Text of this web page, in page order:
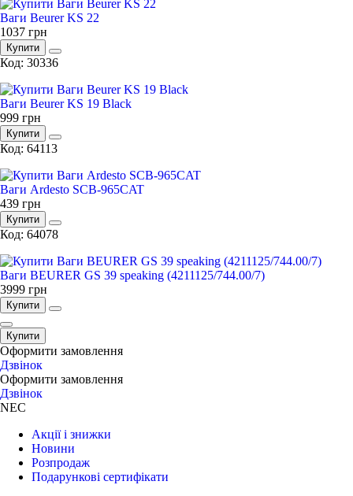
Ваги Beurer KS 22
1037 грн
Купити
Код: 30336
Ваги Beurer KS 19 Black
999 грн
Купити
Код: 64113
Ваги Ardesto SCB-965CAT
439 грн
Купити
Код: 64078
Ваги BEURER GS 39 speaking (4211125/744.00/7)
3999 грн
Купити
Купити
Оформити замовлення
Дзвiнок
Оформити замовлення
Дзвiнок
NEC
Акції і знижки
Новини
Розпродаж
Подарункові сертифікати